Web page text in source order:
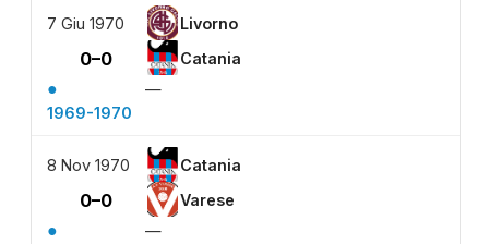
7 Giu 1970 Livorno
0–0 Catania
●
—
1969-1970
8 Nov 1970 Catania
0–0 Varese
●
—